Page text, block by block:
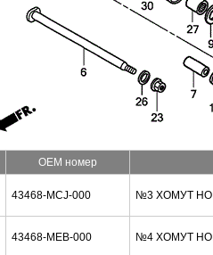
OEM номер
43468-MCJ-000 №3 ХОМУТ
43468-MEB-000 №4 ХОМУТ